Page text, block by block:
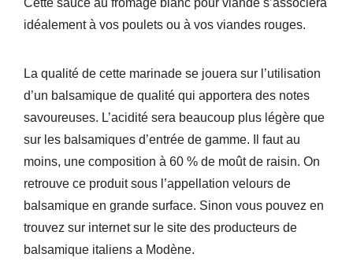
idéalement à vos poulets ou à vos viandes rouges.
La qualité de cette marinade se jouera sur l’utilisation
d’un balsamique de qualité qui apportera des notes
savoureuses. L’acidité sera beaucoup plus légère que
sur les balsamiques d’entrée de gamme. Il faut au
moins, une composition à 60 % de moût de raisin. On
retrouve ce produit sous l’appellation velours de
balsamique en grande surface. Sinon vous pouvez en
trouvez sur internet sur le site des producteurs de
balsamique italiens a Modène.